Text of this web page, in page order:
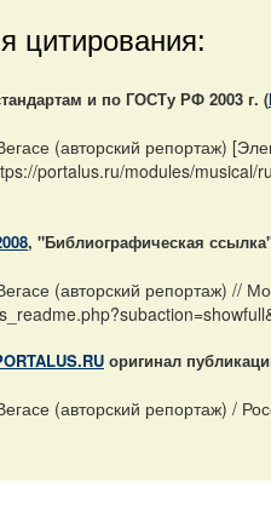
цитирования:
и по ГОСТу РФ 2003 г. (
(авторский репортаж)
portalus.ru/modules/
, "Библиографическая
(авторский репортаж) //
оригинал
(авторский репортаж) /